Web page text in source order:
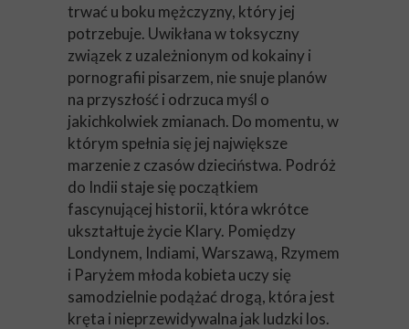
trwać u boku mężczyzny, który jej
potrzebuje. Uwikłana w toksyczny
związek z uzależnionym od kokainy i
pornografii pisarzem, nie snuje planów
na przyszłość i odrzuca myśl o
jakichkolwiek zmianach. Do momentu, w
którym spełnia się jej największe
marzenie z czasów dzieciństwa. Podróż
do Indii staje się początkiem
fascynującej historii, która wkrótce
ukształtuje życie Klary. Pomiędzy
Londynem, Indiami, Warszawą, Rzymem
i Paryżem młoda kobieta uczy się
samodzielnie podążać drogą, która jest
kręta i nieprzewidywalna jak ludzki los.